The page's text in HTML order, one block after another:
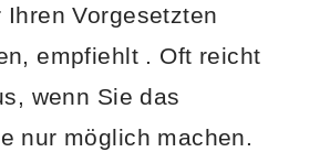
Ihren Vorgesetzten
empfiehlt . Oft reicht
wenn Sie das
nur möglich machen.